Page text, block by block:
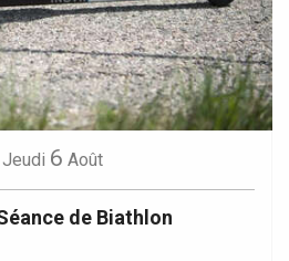
Jeudi 6 Août
de Biathlon